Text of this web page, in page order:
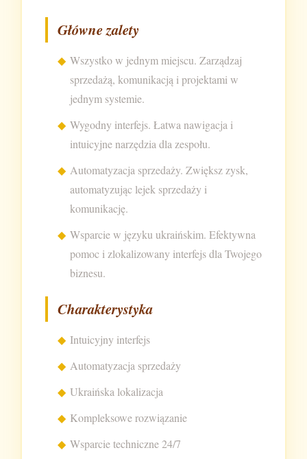
Główne zalety
Wszystko w jednym miejscu. Zarządzaj
sprzedażą, komunikacją i projektami w
jednym systemie.
Wygodny interfejs. Łatwa nawigacja i
intuicyjne narzędzia dla zespołu.
Automatyzacja sprzedaży. Zwiększ zysk,
automatyzując lejek sprzedaży i
komunikację.
Wsparcie w języku ukraińskim. Efektywna
pomoc i zlokalizowany interfejs dla Twojego
biznesu.
Charakterystyka
Intuicyjny interfejs
Automatyzacja sprzedaży
Ukraińska lokalizacja
Kompleksowe rozwiązanie
Wsparcie techniczne 24/7